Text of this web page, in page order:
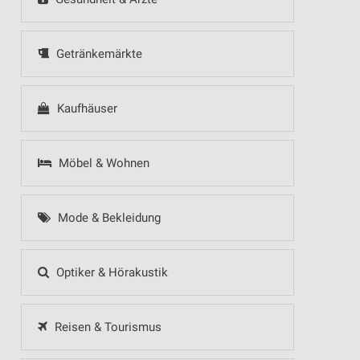
Getränkemärkte
Kaufhäuser
Möbel & Wohnen
Mode & Bekleidung
Optiker & Hörakustik
Reisen & Tourismus